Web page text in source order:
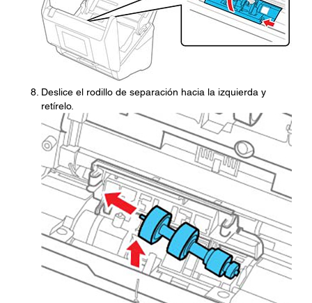
Deslice el rodillo de separación hacia la izquierda y
retírelo.